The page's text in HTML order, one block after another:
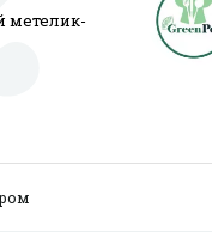
метелик-